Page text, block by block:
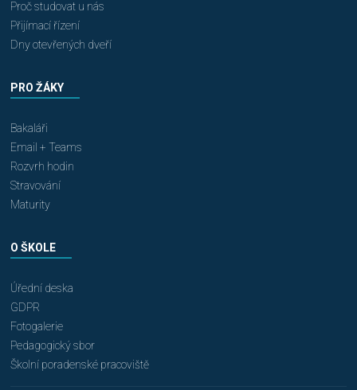
Proč studovat u nás
Přijímací řízení
Dny otevřených dveří
PRO ŽÁKY
Bakaláři
Email + Teams
Rozvrh hodin
Stravování
Maturity
O ŠKOLE
Úřední deska
GDPR
Fotogalerie
Pedagogický sbor
Školní poradenské pracoviště